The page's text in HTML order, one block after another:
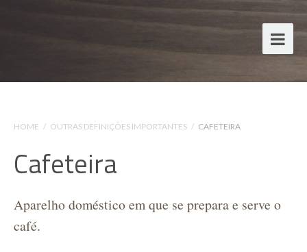
HOME / OUTRAS DEFINIÇÕES IMPORTANTES / CAFETEIRA
Cafeteira
Aparelho doméstico em que se prepara e serve o
café.